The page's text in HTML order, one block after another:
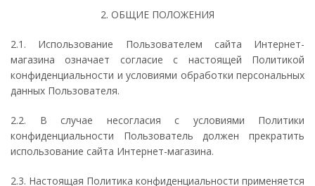
2. ОБЩИЕ ПОЛОЖЕНИЯ
2.1. Использование Пользователем сайта Интернет-
магазина означает согласие с настоящей Политикой
конфиденциальности и условиями обработки персональных
данных Пользователя.
2.2. В случае несогласия с условиями Политики
конфиденциальности Пользователь должен прекратить
использование сайта Интернет-магазина.
2.3. Настоящая Политика конфиденциальности применяется